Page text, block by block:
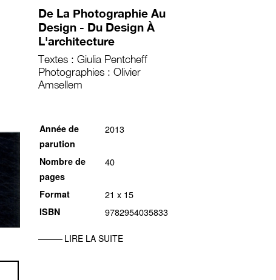
De La Photographie Au
Design - Du Design À
L'architecture
Textes : Giulia Pentcheff
Photographies : Olivier
Amsellem
Année de
parution
2013
Nombre de
pages
40
Format 21 x 15
ISBN 9782954035833
LIRE LA SUITE